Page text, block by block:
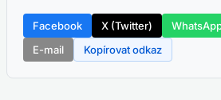
Facebook X (Twitter)
E-mail
Kopírovat odkaz